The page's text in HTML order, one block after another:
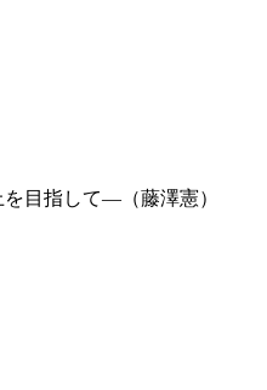
目指して―（藤澤憲）